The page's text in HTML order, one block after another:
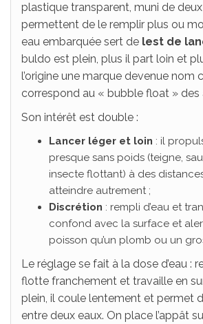
plastique transparent, muni de
permettent de le remplir plus ou
eau embarquée sert de lest de
buldo est plein, plus il part loin et
l’origine une marque devenue nom
correspond au « bubble float » des
Son intérêt est double :
Lancer léger et loin : il
presque sans poids (teigne,
insecte flottant) à des
atteindre autrement ;
Discrétion : rempli d’eau et
confond avec la surface et
poisson qu’un plomb ou un
Le réglage se fait à la dose d’eau :
flotte franchement et travaille en
plein, il coule lentement et permet
entre deux eaux. On place l’appât